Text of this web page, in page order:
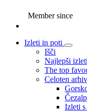
Member since
Izleti in poti
Išči
Najlepši izleti
The top
Celoten
Izleti